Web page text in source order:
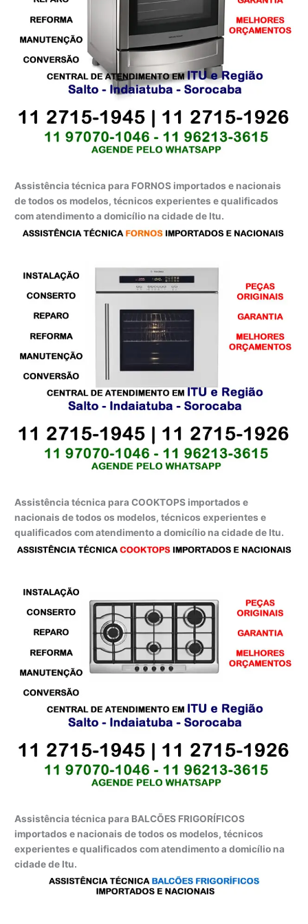
Assistência técnica para FORNOS importados e nacionais
de todos os modelos, técnicos experientes e qualificados
com atendimento a domicílio na cidade de Itu.
Assistência técnica para COOKTOPS importados e
nacionais de todos os modelos, técnicos experientes e
qualificados com atendimento a domicílio na cidade de Itu.
Assistência técnica para BALCÕES FRIGORÍFICOS
importados e nacionais de todos os modelos, técnicos
experientes e qualificados com atendimento a domicílio na
cidade de Itu.